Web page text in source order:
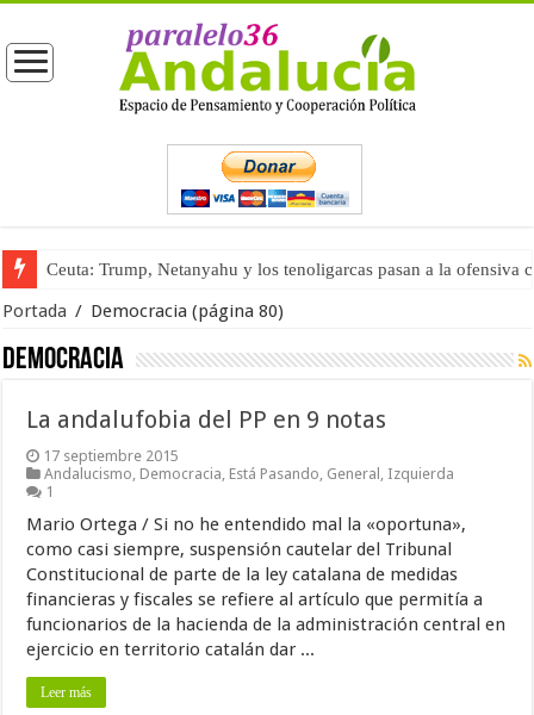
Ceuta: Trump, Netanyahu y los tenoligarcas pasan a la ofensiva
Portada / Democracia (página 80)
Democracia
La andalufobia del PP en 9 notas
17 septiembre 2015
Andalucismo, Democracia, Está Pasando, General , Izquierda
1
Mario Ortega / Si no he entendido mal la «oportuna»,
como casi siempre, suspensión cautelar del Tribunal
Constitucional de parte de la ley catalana de medidas
financieras y fiscales se refiere al artículo que permitía a
funcionarios de la hacienda de la administración central en
ejercicio en territorio catalán dar ...
Leer más